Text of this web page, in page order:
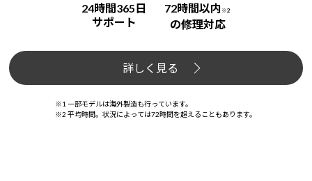
24時間365日
サポート
72時間以内 ※2
の修理対応
詳しく見る
※1 一部モデルは海外製造も行っています。
※2 平均時間。状況によっては72時間を超えることもあります。